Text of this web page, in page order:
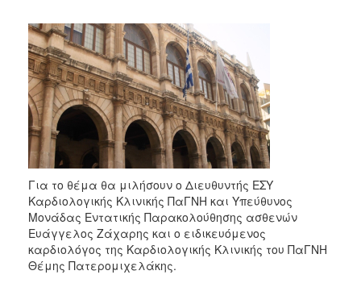
2012
2011
2010
2006
ΤΟΠΟΣ
ΠΟΛΙΤΙΣΜΟΣ
Για το θέμα θα μιλήσουν ο Διευθυντής ΕΣΥ
Καρδιολογικής Κλινικής ΠαΓΝΗ και Υπεύθυνος
Μονάδας Εντατικής Παρακολούθησης ασθενών
Ευάγγελος Ζάχαρης και ο ειδικευόμενος
καρδιολόγος της Καρδιολογικής Κλινικής του ΠαΓΝΗ
Θέμης Πατερομιχελάκης.